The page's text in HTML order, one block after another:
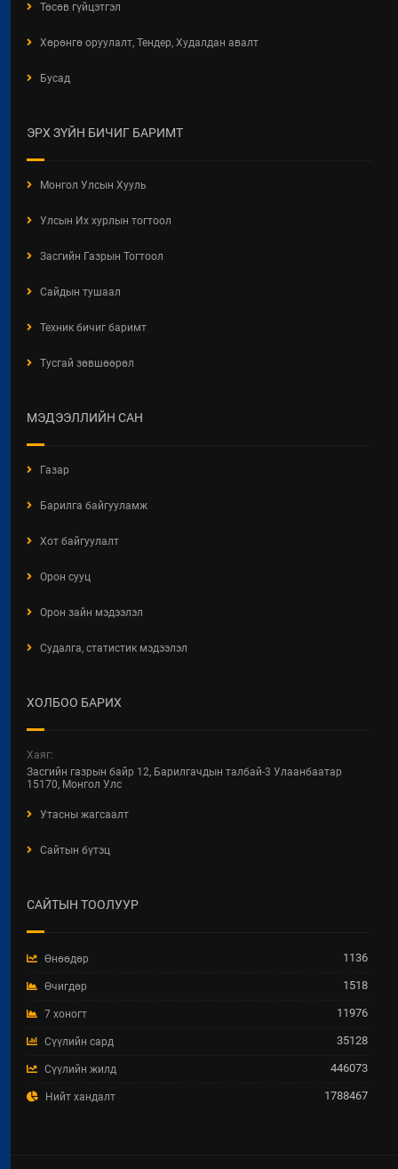
Шударга үнэний үнэ цэнэ
МОНГОЛ УЛСЫН ЗАСГИЙН ГАЗРЫН ГИШҮҮН, БАРИЛГА,
ЖИЛИЙН МЭНДЧИЛГЭЭ ДЭВШҮҮЛЛЭЭ
2020 / 12 / 30
Лаг хатаах байгууламж барих ажлыг эхлүүллээ
үнэргүйжүүлсэн байна
2020 / 07 / 07
Төсөв гүйцэтгэл
Хөрөнгө оруулалт, Тендер, Худалдан авалт
Бусад
ЭРХ ЗҮЙН БИЧИГ БАРИМТ
Монгол Улсын Хууль
Улсын Их хурлын тогтоол
Засгийн Газрын Тогтоол
Сайдын тушаал
Техник бичиг баримт
Тусгай зөвшөөрөл
МЭДЭЭЛЛИЙН САН
Газар
Барилга байгууламж
Хот байгуулалт
Орон сууц
Орон зайн мэдээлэл
Судалга, статистик мэдээлэл
ХОЛБОО БАРИХ
Хаяг:
Засгийн газрын байр 12, Барилгачдын талбай-3 Улаанбаатар
15170, Монгол Улс
Утасны жагсаалт
Сайтын бүтэц
САЙТЫН ТООЛУУР
Өнөөдөр 1136
Өчигдөр 1518
7 хоногт 11976
Сүүлийн сард 35128
Сүүлийн жилд 446073
Нийт хандалт 1788467